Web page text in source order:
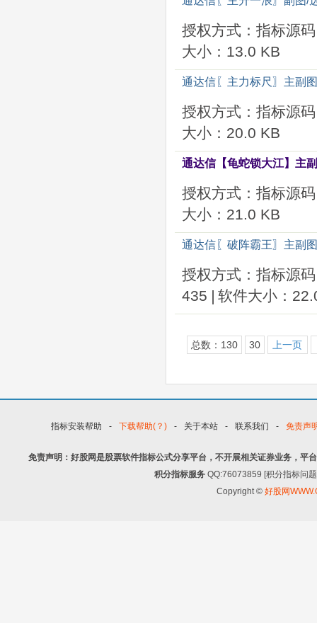
授权方式：指标源码
大小：13.0 KB
通达信〖主力标尺〗主副
授权方式：指标源码
大小：20.0 KB
通达信【龟蛇锁大江】主
授权方式：指标源码
大小：21.0 KB
通达信〖破阵霸王〗主副
授权方式：指标源码
435 | 软件大小：
总数：130 30 上一页
指标安装帮助 - 下载帮助(？) - 关于本站 - 联系我们 - 免责声
免责声明：好股网是股票软件指标公式分享平台，不开展相关证券业务，平
积分指标服务 QQ:76073859 [积分指标问
Copyright © 好股网